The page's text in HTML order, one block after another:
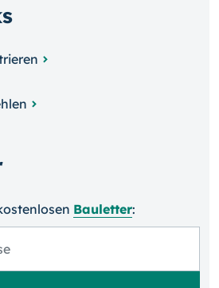
Bauletter: